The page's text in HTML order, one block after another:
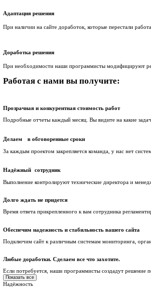
Мониторинг работоспособности сайта
Поддерживаем актуальную версию
Адаптация решения
При наличии на сайте доработок,
Доработка решения
При необходимости наши программисты
Работая с нами вы